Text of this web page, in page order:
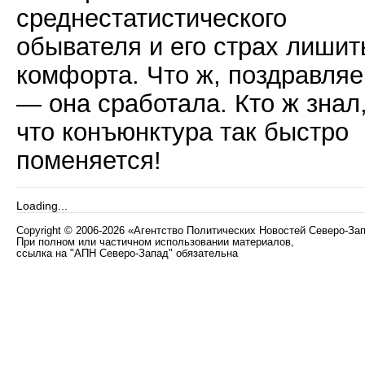
среднестатистического
обывателя и его страх
комфорта. Что ж,
— она сработала. Кто ж
что конъюнктура так быстро
поменяется!
Loading...
Copyright © 2006-2026 «Агентство Политических Новостей Северо-
При полном или частичном использовании материалов,
ссылка на "АПН Северо-Запад" обязательна